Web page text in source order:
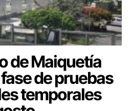
de Maiquetía
de pruebas
temporales